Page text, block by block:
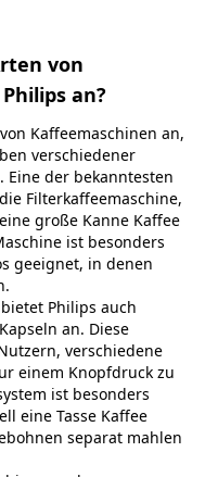
von
an?
Kaffeemaschinen an,
verschiedener
der bekanntesten
Filterkaffeemaschine,
große Kanne Kaffee
ist besonders
geeignet, in denen
Philips auch
an. Diese
verschiedene
einem Knopfdruck zu
ist besonders
eine Tasse Kaffee
separat mahlen